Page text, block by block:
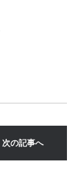
次の記事へ